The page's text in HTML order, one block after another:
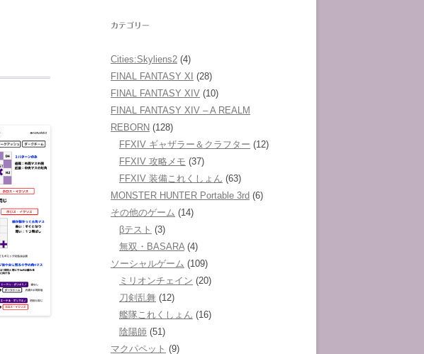
カテゴリー
Cities:Skyliens2 (4)
FINAL FANTASY XI (28)
FINAL FANTASY XIV (10)
FINAL FANTASY XIV – A REALM
REBORN (128)
FFXIV ギャザラー＆クラフター (12)
FFXIV 攻略メモ (37)
FFXIV 装備これくしょん (63)
MONSTER HUNTER Portable 3rd (6)
その他のゲーム (14)
βテスト (3)
無双・BASARA(4)
ソーシャルゲーム (109)
ミリオンチェイン (20)
刀剣乱舞 (12)
艦隊これくしょん (16)
陰陽師 (51)
マクパペット (9)